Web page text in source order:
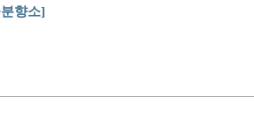
향소]